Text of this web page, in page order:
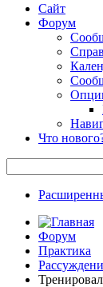
Сайт
Форум
Что
Форум
Практика